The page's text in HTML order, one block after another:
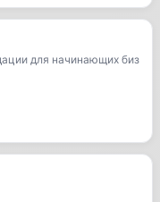
для начинающих биз